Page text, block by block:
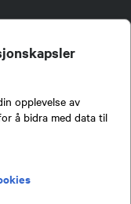
opplevelse av
å bidra med data til
av kunnskap om jakt og
et sterkt jakt-, fiske-, og
for innhold de